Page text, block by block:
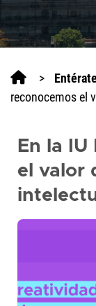
>
reconocemos el
En la
el valor